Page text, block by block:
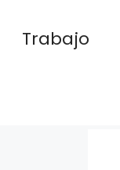
Trabajo